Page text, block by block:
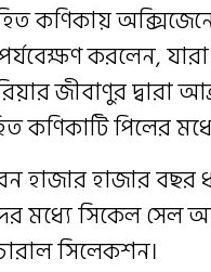
কণিকায়
করলেন,
জীবাণুর দ্বারা
পিলের
হাজার হাজার বছর
সিকেল সেল
সিলেকশন।